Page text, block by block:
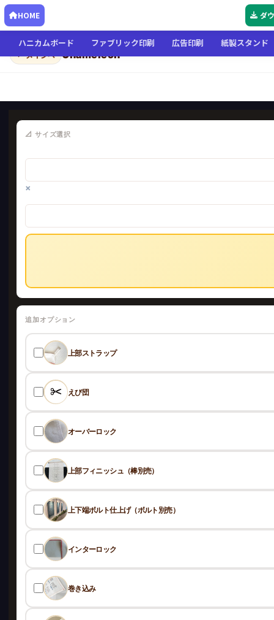
HOME ダ
ハニカムボード ファブリック印刷 広告印刷 紙製スタンド
← メインへ Chameleon
📐 サイズ選択
×
追加オプション
上部ストラップ
えび団
オーバーロック
上部フィニッシュ（棒別売）
上下端ボルト仕上げ（ボルト別売）
インターロック
巻き込み